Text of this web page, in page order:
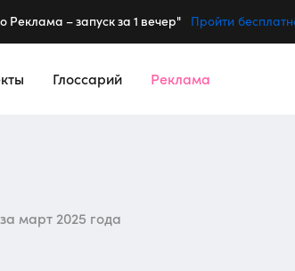
Реклама – запуск за 1 вечер" Пройти
Глоссарий Реклама
март 2025 года